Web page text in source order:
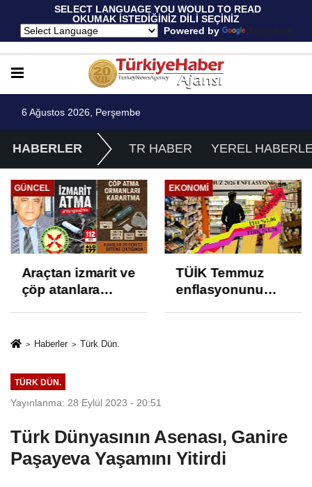
SELECT LANGUAGE YOU WOULD TO READ
OKUMAK İSTEDİĞİNİZ DİLİ SEÇİNİZ
Powered by
Translate
6 Ağustos 2026, Perşembe
HABERLER TR HABER YEREL
GÜNCEL
Araçtan izmarit ve
çöp atanlara
izmariti
EKONOMI
TÜİK Temmuz
enflasyonunu
Haberler Türk Dün.
TÜRK DÜN.
Yayınlanma: 28 Eylül 2023 - 20:51
Türk Dünyasının Asenası, Ganire
Paşayeva Yaşamını Yitirdi